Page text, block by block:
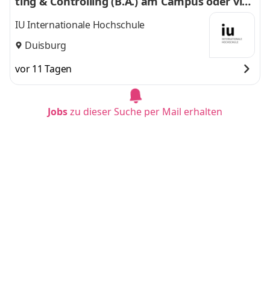
uell
IU Internationale Hochschule
Duisburg
vor 11 Tagen
Jobszu dieser Suche per Mail erhalten